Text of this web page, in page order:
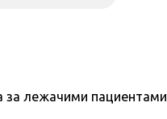
за лежачими пациентами